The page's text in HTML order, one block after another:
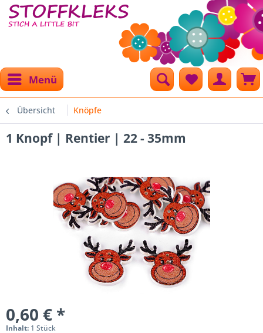
Menü
Übersicht Knöpfe
1 Knopf | Rentier | 22 - 35mm
0,60 € *
Inhalt: 1 Stück